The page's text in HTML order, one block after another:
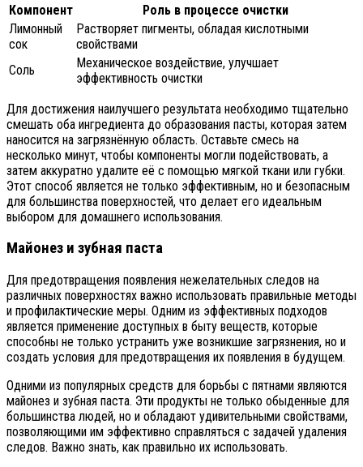
Компонент
Роль в процессе очистки
Лимонный
сок
Растворяет пигменты, обладая кислотными
свойствами
Соль
Механическое воздействие, улучшает
эффективность очистки
Для достижения наилучшего результата необходимо тщательно
смешать оба ингредиента до образования пасты, которая затем
наносится на загрязнённую область. Оставьте смесь на
несколько минут, чтобы компоненты могли подействовать, а
затем аккуратно удалите её с помощью мягкой ткани или губки.
Этот способ является не только эффективным, но и безопасным
для большинства поверхностей, что делает его идеальным
выбором для домашнего использования.
Майонез и зубная паста
Для предотвращения появления нежелательных следов на
различных поверхностях важно использовать правильные методы
и профилактические меры. Одним из эффективных подходов
является применение доступных в быту веществ, которые
способны не только устранить уже возникшие загрязнения, но и
создать условия для предотвращения их появления в будущем.
Одними из популярных средств для борьбы с пятнами являются
майонез и зубная паста. Эти продукты не только обыденные для
большинства людей, но и обладают удивительными свойствами,
позволяющими им эффективно справляться с задачей удаления
следов. Важно знать, как правильно их использовать.